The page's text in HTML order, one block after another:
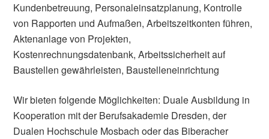
Kundenbetreuung, Personaleinsatzplanung, Kontrolle
von Rapporten und Aufmaßen, Arbeitszeitkonten führen,
Aktenanlage von Projekten,
Kostenrechnungsdatenbank, Arbeitssicherheit auf
Baustellen gewährleisten, Baustelleneinrichtung
Wir bieten folgende Möglichkeiten: Duale Ausbildung in
Kooperation mit der Berufsakademie Dresden, der
Dualen Hochschule Mosbach oder das Biberacher